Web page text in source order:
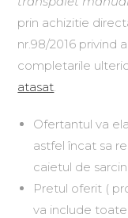
prin achizitie
nr.98/2016 privind
completarile
atasat.
Ofertantul va
astfel încat sa
caietul de
Pretul oferit (
va include